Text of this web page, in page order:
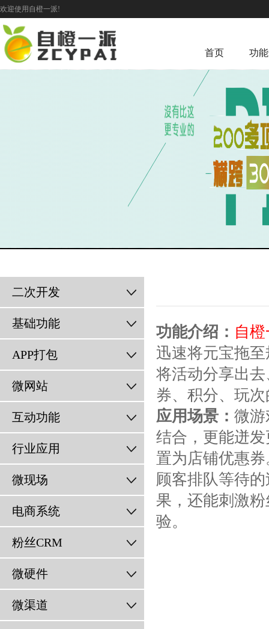
欢迎使用自橙一派!
首页 功
二次开发
基础功能
APP打包
微网站
互动功能
行业应用
微现场
电商系统
粉丝CRM
微硬件
微渠道
功能介绍： 自
迅速将元宝拖
将活动分享出
券、积分、玩
应用场景： 微
结合，更能迸
置为店铺优惠
顾客排队等待
果，还能刺激
验。